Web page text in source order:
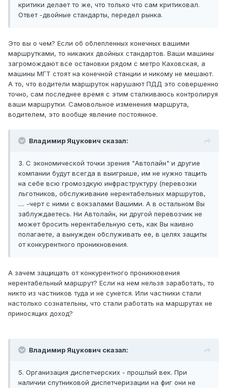
критики делает то же, что только что сам критиковал.
Ответ -двойные стандарты, передел рынка.
Это вы о чем? Если об облепленных конечных вашими
маршрутками, то никаких двойных стандартов. Ваши машины
загромождают все остановки рядом с метро Каховская, а
машины МГТ стоят на конечной станции и никому не мешают.
А то, что водители маршруток нарушают ПДД это совершенно
точно, сам последнее время с этим сталкиваюсь контролируя
ваши маршрутки. Самовольное изменения маршрута,
водителем, это вообще явление постоянное.
Владимир Яцукович сказал:
3. С экономической точки зрения "Автолайн" и другие
компании будут всегда в выигрыше, им не нужно тащить
на себе всю громоздкую инфраструктуру (перевозки
льготников, обслуживание нерентабельных маршрутов,
.... -черт с ними с вокзалами Вашими. А в остальном Вы
заблуждаетесь. Ни Автолайн, ни другой перевозчик не
может бросить нерентабельную сеть, как Вы наивно
полагаете, а вынужден обслуживать ее, в целях защиты
от конкурентного проникновения.
А зачем защищать от конкурентного проникновения
нерентабельный маршрут? Если на нем нельзя заработать, то
никто из частников туда и не сунется. Или частники стали
настолько сознательны, что стали работать на маршрутах не
приносящих доход?
Владимир Яцукович сказал:
5. Организация диспетчерских - прошлый век. При
наличии спутниковой диспетчеризации на фиг они не